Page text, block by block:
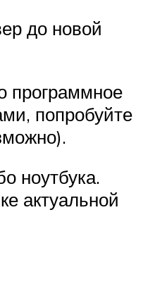
до новой
программное
попробуйте
ноутбука.
актуальной